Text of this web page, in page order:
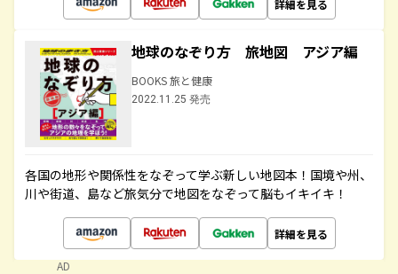
詳細を見る
地球のなぞり方 旅地図 アジア編
BOOKS 旅と健康
2022.11.25 発売
各国の地形や関係性をなぞって学ぶ新しい地図本！国境や州、
川や街道、島など旅気分で地図をなぞって脳もイキイキ！
詳細を見る
AD